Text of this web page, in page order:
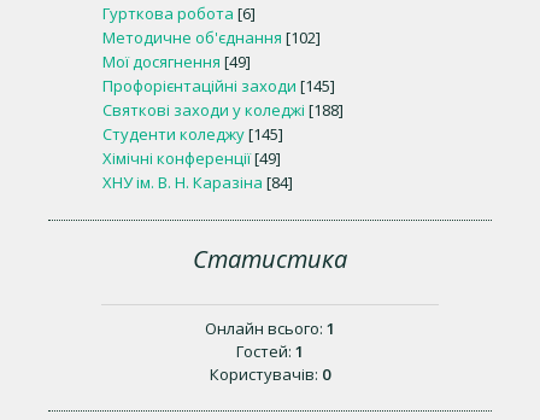
Гурткова робота [6]
Методичне об'єднання [102]
Мої досягнення [49]
Профорієнтаційні заходи [145]
Святкові заходи у коледжі [188]
Студенти коледжу[145]
Хімічні конференції[49]
ХНУ ім. В. Н. Каразіна [84]
Статистика
Онлайн всього: 1
Гостей: 1
Користувачів: 0